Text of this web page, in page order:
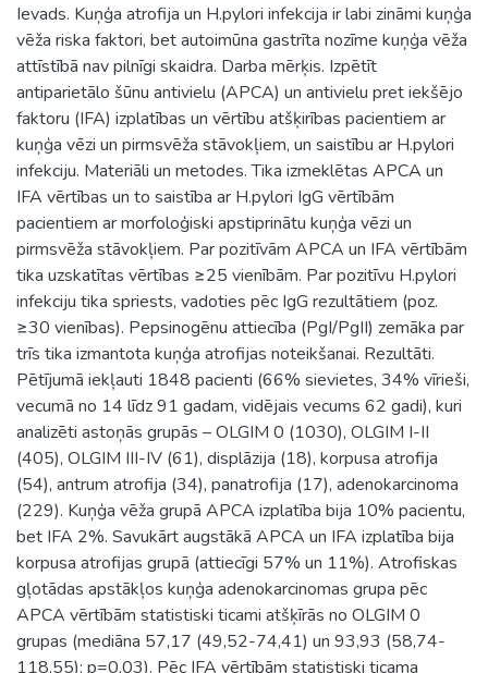
Ievads. Kuņģa atrofija un H.pylori infekcija ir labi zināmi kuņģa
vēža riska faktori, bet autoimūna gastrīta nozīme kuņģa vēža
attīstībā nav pilnīgi skaidra. Darba mērķis. Izpētīt
antiparietālo šūnu antivielu (APCA) un antivielu pret iekšējo
faktoru (IFA) izplatības un vērtību atšķirības pacientiem ar
kuņģa vēzi un pirmsvēža stāvokļiem, un saistību ar H.pylori
infekciju. Materiāli un metodes. Tika izmeklētas APCA un
IFA vērtības un to saistība ar H.pylori IgG vērtībām
pacientiem ar morfoloģiski apstiprinātu kuņģa vēzi un
pirmsvēža stāvokļiem. Par pozitīvām APCA un IFA vērtībām
tika uzskatītas vērtības ≥25 vienībām. Par pozitīvu H.pylori
infekciju tika spriests, vadoties pēc IgG rezultātiem (poz.
≥30 vienības). Pepsinogēnu attiecība (PgI/PgII) zemāka par
trīs tika izmantota kuņģa atrofijas noteikšanai. Rezultāti.
Pētījumā iekļauti 1848 pacienti (66% sievietes, 34% vīrieši,
vecumā no 14 līdz 91 gadam, vidējais vecums 62 gadi), kuri
analizēti astoņās grupās – OLGIM 0 (1030), OLGIM I-II
(405), OLGIM III-IV (61), displāzija (18), korpusa atrofija
(54), antrum atrofija (34), panatrofija (17), adenokarcinoma
(229). Kuņģa vēža grupā APCA izplatība bija 10% pacientu,
bet IFA 2%. Savukārt augstākā APCA un IFA izplatība bija
korpusa atrofijas grupā (attiecīgi 57% un 11%). Atrofiskas
gļotādas apstākļos kuņģa adenokarcinomas grupa pēc
APCA vērtībām statistiski ticami atšķīrās no OLGIM 0
grupas (mediāna 57,17 (49,52-74,41) un 93,93 (58,74-
118,55); p=0,03). Pēc IFA vērtībām statistiski ticama